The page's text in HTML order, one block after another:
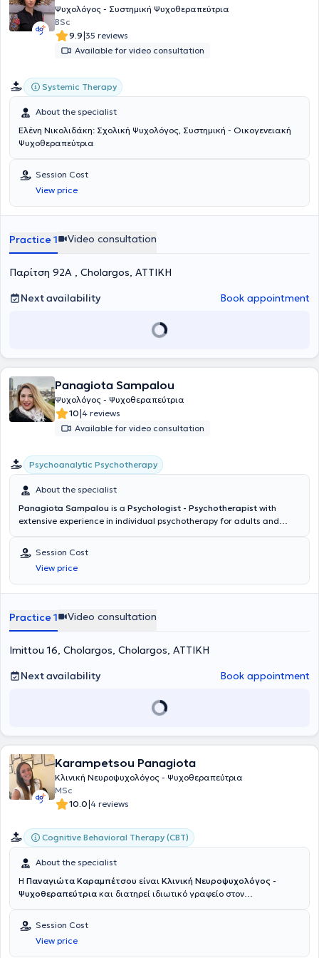
Ψυχολόγος - Συστημική Ψυχοθεραπεύτρια
BSc
9.9|35 reviews
Available for video consultation
Systemic Therapy
About the specialist
Ελένη Νικολιδάκη: Σχολική Ψυχολόγος, Συστημική - Οικογενειακή
Ψυχοθεραπεύτρια
Session Cost
View price
Practice 1 Video consultation
Παρίτση 92Α , Cholargos, ΑΤΤΙΚΗ
Next availability
Book appointment
Panagiota Sampalou
Ψυχολόγος - Ψυχοθεραπεύτρια
10|4 reviews
Available for video consultation
Psychoanalytic Psychotherapy
About the specialist
Panagiota Sampalou is a Psychologist - Psychotherapist with
extensive experience in individual psychotherapy for adults and
been active in the field since 2014, concurrently engaging in
academic teaching and participating in Psychoanalytic and
Psychotherapeutic programs. She holds a degree in Psychology
from the National and Kapodistrian University of Athens. She
country issued by the General Directorate of Public Health and
Social Welfare. She teaches "Psychodynamic Models" and
Training – Psychotherapy through Arts. She specializes in Relational
thought and practice. She has participated as a speaker at
Session Cost
View price
Practice 1 Video consultation
Imittou 16, Cholargos, Cholargos, ΑΤΤΙΚΗ
Next availability
Book appointment
Karampetsou Panagiota
Κλινική Νευροψυχολόγος - Ψυχοθεραπεύτρια
MSc
10.0|4 reviews
Cognitive Behavioral Therapy (CBT)
About the specialist
Η Παναγιώτα Καραμπέτσου είναι Κλινική Νευροψυχολόγος -
Ψυχοθεραπεύτρια και διατηρεί ιδιωτικό γραφείο στον
Εθνικού και Καποδιστριακού Πανεπιστημίου Αθηνών (ΕΚΠΑ) και
κατέχει Μεταπτυχιακό τίτλο (MSc) στην
του τμήματος Ιατρικής Σχολής του Εθνικού και Καποδιστριακού
Session Cost
View price